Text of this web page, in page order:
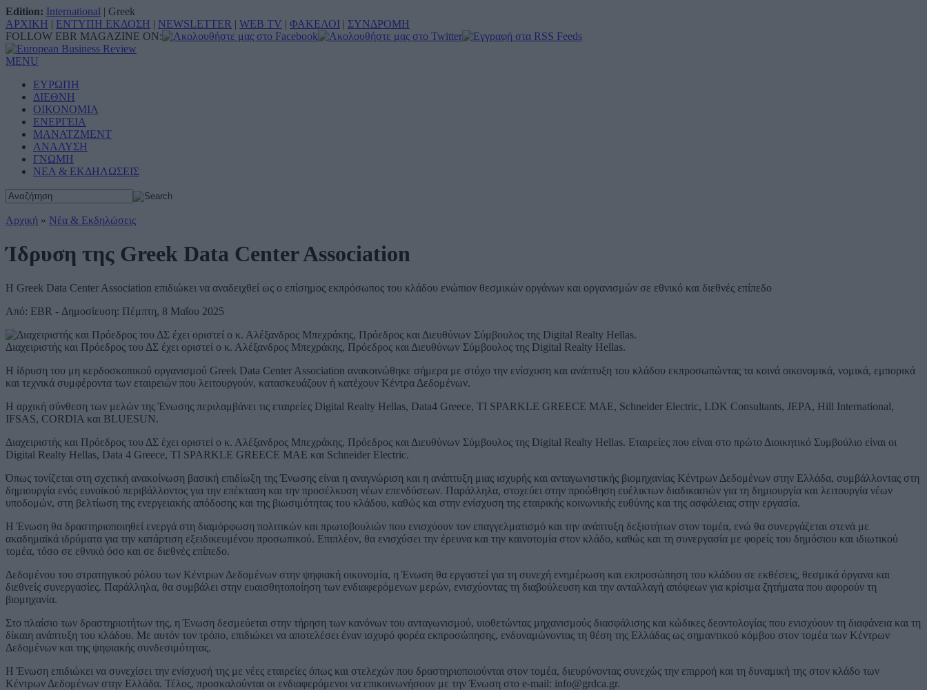
Edition: International | Greek
ΑΡΧΙΚΗ | ΕΝΤΥΠΗ ΕΚΔΟΣΗ | NEWSLETTER | WEB TV | ΦΑΚΕΛΟΙ | ΣΥΝΔΡΟΜΗ
FOLLOW EBR MAGAZINE ON:
MENU
ΕΥΡΩΠΗ
ΔΙΕΘΝΗ
ΟΙΚΟΝΟΜΙΑ
ΕΝΕΡΓΕΙΑ
ΜΑΝΑΤΖΜΕΝΤ
ΑΝΑΛΥΣΗ
ΓΝΩΜΗ
ΝΕΑ & ΕΚΔΗΛΩΣΕΙΣ
Αρχική » Νέα & Εκδηλώσεις
Ίδρυση της Greek Data Center Association
Η Greek Data Center Association επιδιώκει να αναδειχθεί ως ο επίσημος εκπρόσωπος του κλάδου ενώπιον θεσμικών οργάνων και οργανισμών σε εθνικό και διεθνές επίπεδο
Από: EBR - Δημοσίευση: Πέμπτη, 8 Μαΐου 2025
Διαχειριστής και Πρόεδρος του ΔΣ έχει οριστεί ο κ. Αλέξανδρος Μπεχράκης, Πρόεδρος και Διευθύνωv Σύμβουλος της Digital Realty Hellas.
Η ίδρυση του μη κερδοσκοπικού οργανισμού Greek Data Center Association ανακοινώθηκε σήμερα με στόχο την ενίσχυση και ανάπτυξη του κλάδου εκπροσωπώντας τα κοινά οικονομικά, νομικά, εμπορικά
και τεχνικά συμφέροντα των εταιρειών που λειτουργούν, κατασκευάζουν ή κατέχουν Κέντρα Δεδομένων.
Η αρχική σύνθεση των μελών της Ένωσης περιλαμβάνει τις εταιρείες Digital Realty Hellas, Data4 Greece, TI SPARKLE GREECE MAE, Schneider Electric, LDK Consultants, JEPA, Hill International,
IFSAS, CORDIA και BLUESUN.
Διαχειριστής και Πρόεδρος του ΔΣ έχει οριστεί ο κ. Αλέξανδρος Μπεχράκης, Πρόεδρος και Διευθύνωv Σύμβουλος της Digital Realty Hellas. Εταιρείες που είναι στο πρώτο Διοικητικό Συμβούλιο είναι οι
Digital Realty Hellas, Data 4 Greece, TI SPARKLE GREECE MAE και Schneider Electric.
Όπως τονίζεται στη σχετική ανακοίνωση βασική επιδίωξη της Ένωσης είναι η αναγνώριση και η ανάπτυξη μιας ισχυρής και ανταγωνιστικής βιομηχανίας Κέντρων Δεδομένων στην Ελλάδα, συμβάλλοντας στη
δημιουργία ενός ευνοϊκού περιβάλλοντος για την επέκταση και την προσέλκυση νέων επενδύσεων. Παράλληλα, στοχεύει στην προώθηση ευέλικτων διαδικασιών για τη δημιουργία και λειτουργία νέων
υποδομών, στη βελτίωση της ενεργειακής απόδοσης και της βιωσιμότητας του κλάδου, καθώς και στην ενίσχυση της εταιρικής κοινωνικής ευθύνης και της ασφάλειας στην εργασία.
Η Ένωση θα δραστηριοποιηθεί ενεργά στη διαμόρφωση πολιτικών και πρωτοβουλιών που ενισχύουν τον επαγγελματισμό και την ανάπτυξη δεξιοτήτων στον τομέα, ενώ θα συνεργάζεται στενά με
ακαδημαϊκά ιδρύματα για την κατάρτιση εξειδικευμένου προσωπικού. Επιπλέον, θα ενισχύσει την έρευνα και την καινοτομία στον κλάδο, καθώς και τη συνεργασία με φορείς του δημόσιου και ιδιωτικού
τομέα, τόσο σε εθνικό όσο και σε διεθνές επίπεδο.
Δεδομένου του στρατηγικού ρόλου των Κέντρων Δεδομένων στην ψηφιακή οικονομία, η Ένωση θα εργαστεί για τη συνεχή ενημέρωση και εκπροσώπηση του κλάδου σε εκθέσεις, θεσμικά όργανα και
διεθνείς συνεργασίες. Παράλληλα, θα συμβάλει στην ευαισθητοποίηση των ενδιαφερόμενων μερών, ενισχύοντας τη διαβούλευση και την ανταλλαγή απόψεων για κρίσιμα ζητήματα που αφορούν τη
βιομηχανία.
Στο πλαίσιο των δραστηριοτήτων της, η Ένωση δεσμεύεται στην τήρηση των κανόνων του ανταγωνισμού, υιοθετώντας μηχανισμούς διασφάλισης και κώδικες δεοντολογίας που ενισχύουν τη διαφάνεια και τη
δίκαιη ανάπτυξη του κλάδου. Με αυτόν τον τρόπο, επιδιώκει να αποτελέσει έναν ισχυρό φορέα εκπροσώπησης, ενδυναμώνοντας τη θέση της Ελλάδας ως σημαντικού κόμβου στον τομέα των Κέντρων
Δεδομένων και της ψηφιακής συνδεσιμότητας.
Η Ένωση επιδιώκει να συνεχίσει την ενίσχυσή της με νέες εταιρείες όπως και στελεχών που δραστηριοποιούνται στον τομέα, διευρύνοντας συνεχώς την επιρροή και τη δυναμική της στον κλάδο των
Κέντρων Δεδομένων στην Ελλάδα. Τέλος, προσκαλούνται οι ενδιαφερόμενοι να επικοινωνήσουν με την Ένωση στο e-mail: info@grdca.gr.